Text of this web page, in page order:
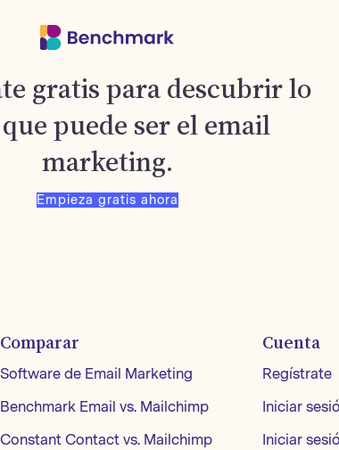
gratis para descubrir lo
puede ser el email
marketing.
Empieza gratis ahora
Comparar
Software de Email Marketing
Benchmark Email vs. Mailchimp
Constant Contact vs. Mailchimp
Cuenta
Regístrate
Iniciar
Iniciar